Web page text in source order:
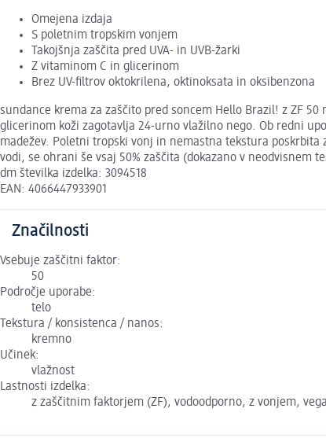
Omejena izdaja
S poletnim tropskim vonjem
Takojšnja zaščita pred UVA- in UVB-žarki
Z vitaminom C in glicerinom
Brez UV-filtrov oktokrilena, oktinoksata in oksibenzona
sundance krema za zaščito pred soncem Hello Brazil! z ZF
glicerinom koži zagotavlja 24-urno vlažilno nego. Ob redni
madežev. Poletni tropski vonj in nemastna tekstura
vodi, se ohrani še vsaj 50% zaščita (dokazano v neodvisnem
dm številka izdelka: 3094518
EAN: 4066447933901
Značilnosti
Vsebuje zaščitni faktor:
50
Področje uporabe:
telo
Tekstura / konsistenca / nanos:
kremno
Učinek:
vlažnost
Lastnosti izdelka:
z zaščitnim faktorjem (ZF), vodoodporno, z vonjem,